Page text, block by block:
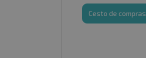
Cesto de compras